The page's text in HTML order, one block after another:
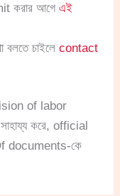
করার আগেএই
বলতে চাইলেcontact
of labor
করে, official
documents-কে